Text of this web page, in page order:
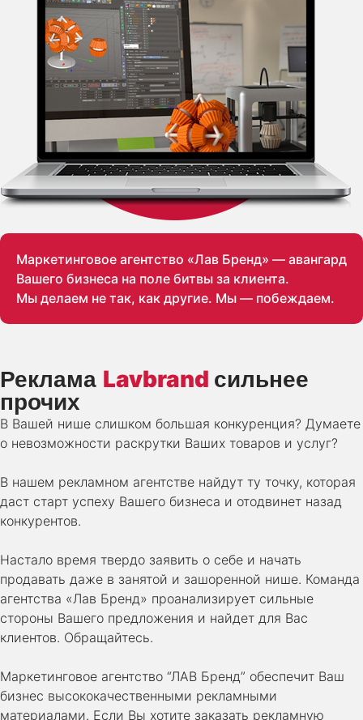
Маркетинговое агентство «Лав Бренд» — авангард
Вашего бизнеса на поле битвы за клиента.
Мы делаем не так, как другие. Мы — побеждаем.
Реклама Lavbrand сильнее
прочих
В Вашей нише слишком большая конкуренция? Думаете
о невозможности раскрутки Ваших товаров и услуг?
В нашем рекламном агентстве найдут ту точку, которая
даст старт успеху Вашего бизнеса и отодвинет назад
конкурентов.
Настало время твердо заявить о себе и начать
продавать даже в занятой и зашоренной нише. Команда
агентства «Лав Бренд» проанализирует сильные
стороны Вашего предложения и найдет для Вас
клиентов. Обращайтесь.
Маркетинговое агентство “ЛАВ Бренд” обеспечит Ваш
бизнес высококачественными рекламными
материалами. Если Вы хотите заказать рекламную